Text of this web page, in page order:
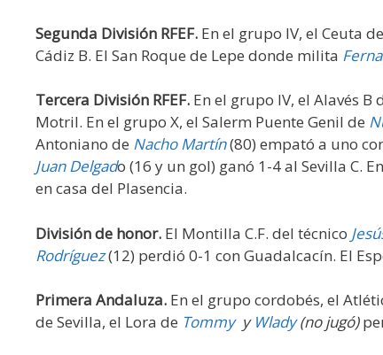
Segunda División RFEF. En el grupo IV, el Ceuta de
Cádiz B. El San Roque de Lepe donde milita
Tercera División RFEF. En el grupo IV, el Alavés B
Motril. En el grupo X, el Salerm Puente Genil de
Antoniano de Nacho Martín(80) empató a uno
Juan Delgado (16 y un gol) ganó 1-4 al Sevilla C.
en casa del Plasencia.
División de honor. El Montilla C.F. del técnico
Rodríguez(12) perdió 0-1 con Guadalcacín. El
Primera Andaluza. En el grupo cordobés, el
de Sevilla, el Lora de Tommyy Wlady (no jugó)